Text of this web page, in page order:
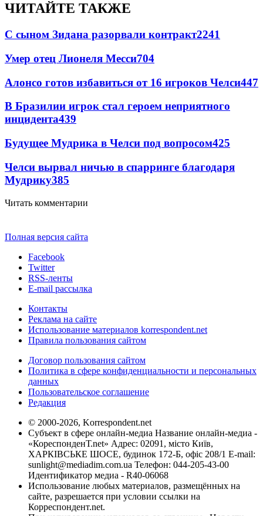
ЧИТАЙТЕ ТАКЖЕ
С сыном Зидана разорвали контракт2241
Умер отец Лионеля Месси704
Алонсо готов избавиться от 16 игроков Челси447
В Бразилии игрок стал героем неприятного
инцидента439
Будущее Мудрика в Челси под вопросом425
Челси вырвал ничью в спарринге благодаря
Мудрику385
Читать комментарии
Полная версия сайта
Facebook
Twitter
RSS-ленты
E-mail рассылка
Контакты
Реклама на сайте
Использование материалов korrespondent.net
Правила пользования сайтом
Договор пользования сайтом
Политика в сфере конфиденциальности и персональных
данных
Пользовательское соглашение
Редакция
© 2000-2026, Korrespondent.net
Субъект в сфере онлайн-медиа Название онлайн-медиа -
«КореспонденТ.net» Адрес: 02091, місто Київ,
ХАРКІВСЬКЕ ШОСЕ, будинок 172-Б, офіс 208/1 E-mail:
sunlight@mediadim.com.ua Телефон: 044-205-43-00
Идентификатор медиа - R40-06068
Использование любых материалов, размещённых на
сайте, разрешается при условии ссылки на
Корреспондент.net.